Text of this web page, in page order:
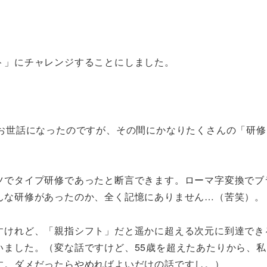
にチャレンジすることにしました。
話になったのですが、その間にかなりたくさんの「研
タイプ研修であったと断言できます。ローマ字変換で
研修があったのか、全く記憶にありません…（苦笑）。
れど、「親指シフト」だと遥かに超える次元に到達で
した。（変な話ですけど、55歳を超えたあたりから、
ダメだったらやめればよいだけの話ですし。）